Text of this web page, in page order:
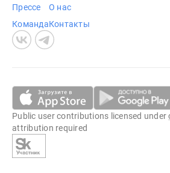
Прессе
Команда
О нас
Контакты
Public user contributions licensed under
attribution required